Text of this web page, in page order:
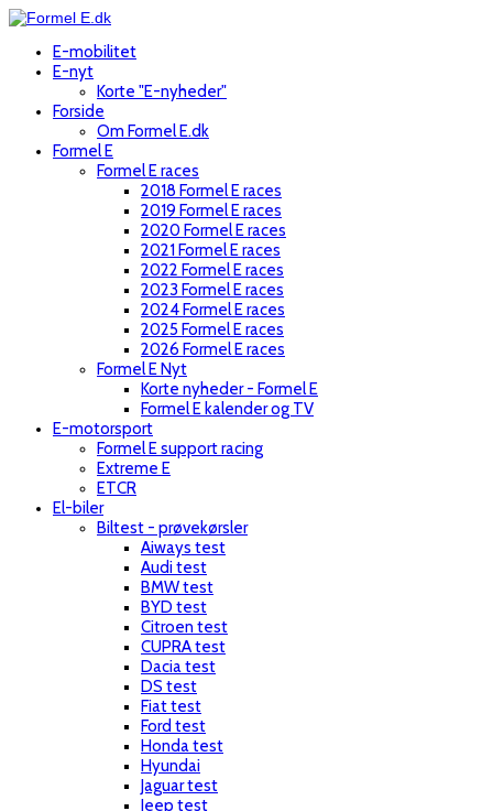
E-mobilitet
E-nyt
Korte "E-nyheder"
Forside
Om Formel E.dk
Formel E
Formel E races
2018 Formel E races
2019 Formel E races
2020 Formel E races
2021 Formel E races
2022 Formel E races
2023 Formel E races
2024 Formel E races
2025 Formel E races
2026 Formel E races
Formel E Nyt
Korte nyheder - Formel E
Formel E kalender og TV
E-motorsport
Formel E support racing
Extreme E
ETCR
El-biler
Biltest - prøvekørsler
Aiways test
Audi test
BMW test
BYD test
Citroen test
CUPRA test
Dacia test
DS test
Fiat test
Ford test
Honda test
Hyundai
Jaguar test
Jeep test